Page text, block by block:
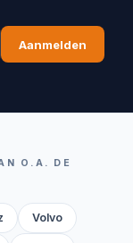
Aanmelden
O.A. DE
Volvo